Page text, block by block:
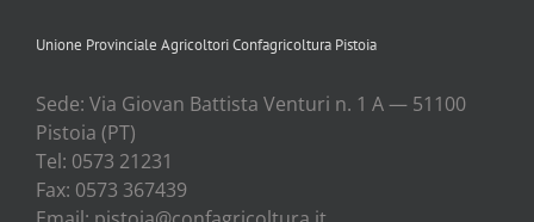
Unione Provinciale Agricoltori Confagricoltura Pistoia
Sede: Via Gio­van Bat­ti­sta Ven­tu­ri n. 1 A — 51100
Pisto­ia (PT)
Tel: 0573 21231
Fax: 0573 367439